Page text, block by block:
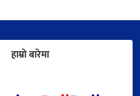
हाम्राे बारेमा